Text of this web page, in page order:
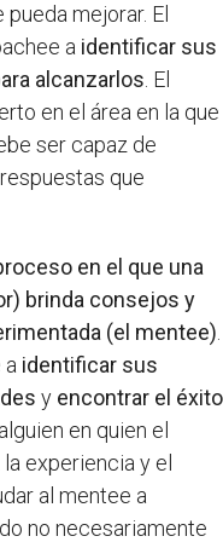
mejorar. El
a identificar sus
alcanzarlos . El
en el área en la que
ser capaz de
que
en el que una
brinda consejos y
(el mentee)
a identificar sus
y encontrar el éxito
en quien el
experiencia y el
al mentee a
no necesariamente